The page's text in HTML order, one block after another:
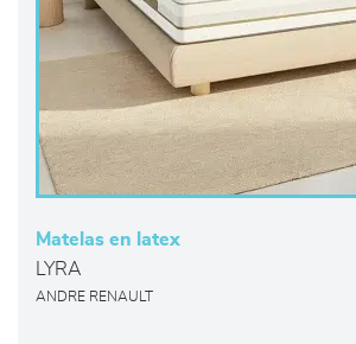
Matelas en latex
LYRA
ANDRE RENAULT